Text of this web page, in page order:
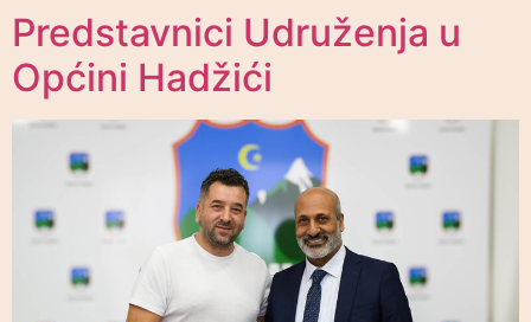
Predstavnici Udruženja u
Općini Hadžići